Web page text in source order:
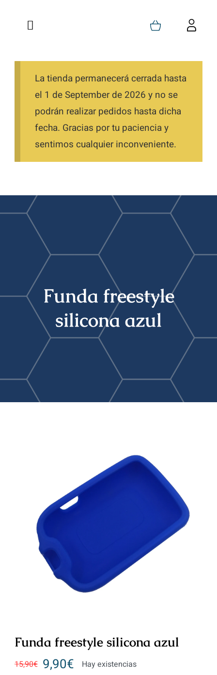
Toggle
Quienes Somos
Formaciones
Tienda
Blog
Buscar:
Mi Cuenta
Pedidos
Descargas
La tienda permanecerá cerrada hasta
el 1 de September de 2026 y no se
podrán realizar pedidos hasta dicha
fecha. Gracias por tu paciencia y
sentimos cualquier inconveniente.
Funda freestyle
silicona azul
Funda freestyle silicona azul
15,90€ 9,90€ Hay existencias